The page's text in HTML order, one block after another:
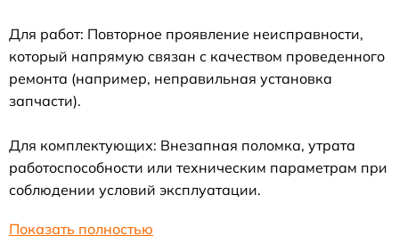
Для работ: Повторное проявление неисправности,
который напрямую связан с качеством проведенного
ремонта (например, неправильная установка
запчасти).
Для комплектующих: Внезапная поломка, утрата
работоспособности или техническим параметрам при
соблюдении условий эксплуатации.
Показать полностью